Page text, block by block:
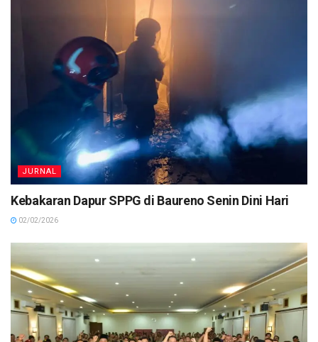
JURNAL
Kebakaran Dapur SPPG di Baureno Senin Dini Hari
02/02/2026